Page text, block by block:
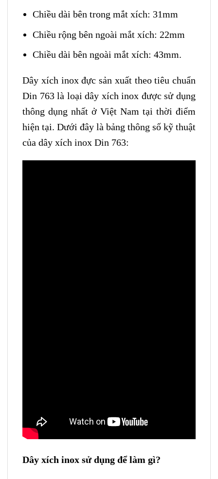
Chiều dài bên trong mắt xích: 31mm
Chiều rộng bên ngoài mắt xích: 22mm
Chiều dài bên ngoài mắt xích: 43mm.
Dây xích inox đực sản xuất theo tiêu chuẩn
Din 763 là loại dây xích inox được sử dụng
thông dụng nhất ở Việt Nam tại thời điểm
hiện tại. Dưới đây là bảng thông số kỹ thuật
của dây xích inox Din 763:
Dây xích inox sử dụng để làm gì?